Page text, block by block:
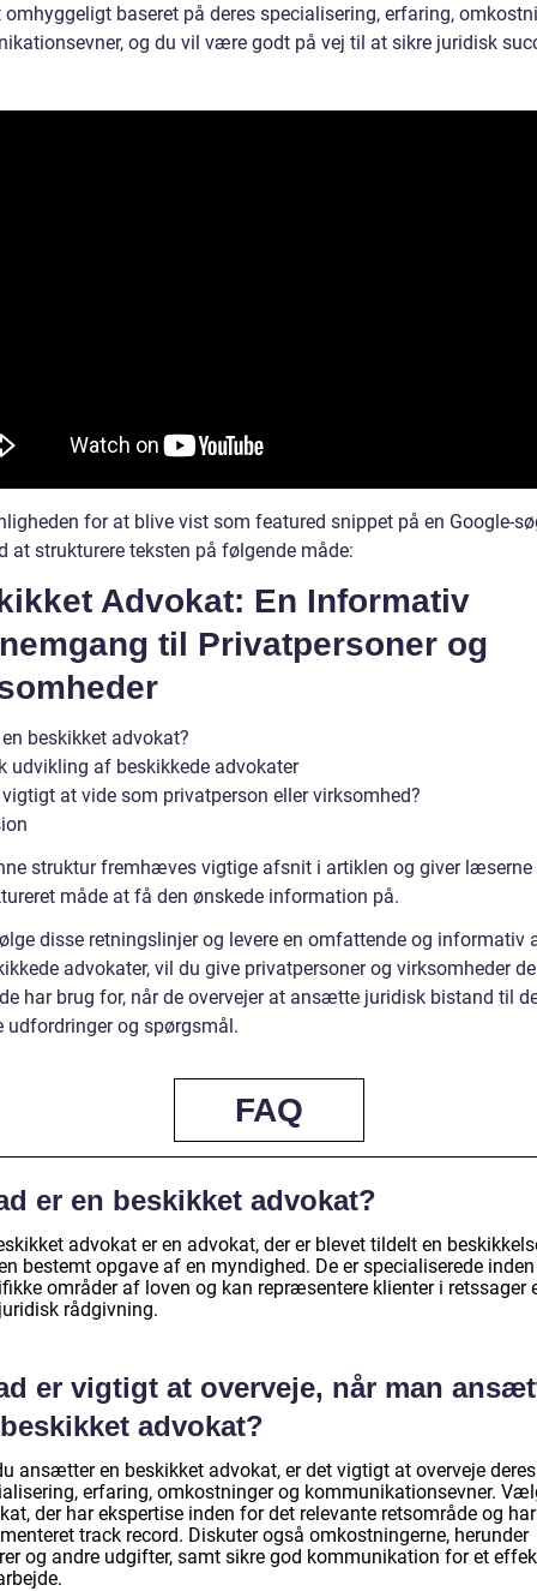
baseret på deres specialisering, erfaring,
og du vil være godt på vej til at sikre juridisk
for at blive vist som featured snippet på en Google-
at strukturere teksten på følgende måde:
Advokat: En Informativ
til Privatpersoner og
beskikket advokat?
udvikling af beskikkede advokater
at vide som privatperson eller virksomhed?
struktur fremhæves vigtige afsnit i artiklen og giver læserne
måde at få den ønskede information på.
disse retningslinjer og levere en omfattende og informativ
advokater, vil du give privatpersoner og virksomheder
har brug for, når de overvejer at ansætte juridisk bistand til
udfordringer og spørgsmål.
FAQ
er en beskikket advokat?
advokat er en advokat, der er blevet tildelt en
bestemt opgave af en myndighed. De er specialiserede
områder af loven og kan repræsentere klienter i retssager
rådgivning.
er vigtigt at overveje, når man
advokat?
ansætter en beskikket advokat, er det vigtigt at overveje deres
erfaring, omkostninger og kommunikationsevner.
der har ekspertise inden for det relevante retsområde og
track record. Diskuter også omkostningerne, herunder
og andre udgifter, samt sikre god kommunikation for et